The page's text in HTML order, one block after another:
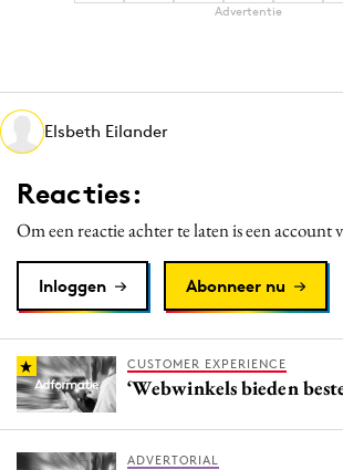
Martech
Media
Merkstrategie
PR
Programmatic
Reputatie & crisis
Advertentie
Elsbeth Eilander
Reacties:
Om een reactie achter te laten is een account
Inloggen Abonneer nu
CUSTOMER EXPERIENCE
‘Webwinkels bieden
ADVERTORIAL